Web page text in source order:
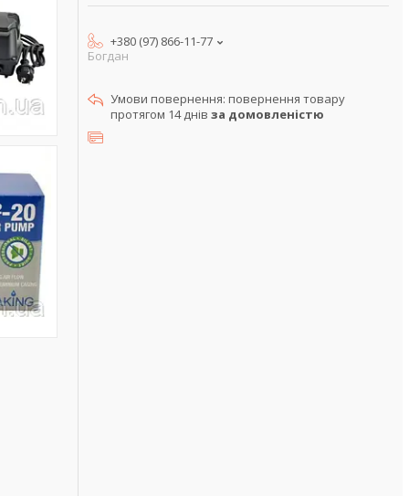
+380 (97) 866-11-77
Богдан
повернення товару
протягом 14 днів за домовленістю